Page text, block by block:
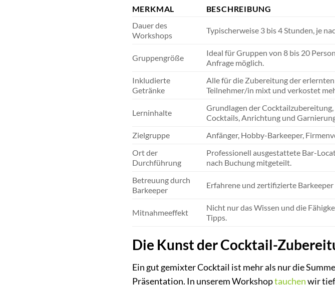
MERKMAL
BESCHREIBUNG
Dauer des
Workshops
Typischerweise 3 bis 4 Stunden, je
Gruppengröße
Ideal für Gruppen von 8 bis 20
Anfrage möglich.
Inkludierte
Getränke
Alle für die Zubereitung der
Teilnehmer/in mixt und verkostet
Lerninhalte
Grundlagen der Cocktailzubereitung,
Cocktails, Anrichtung und
Zielgruppe
Anfänger, Hobby-Barkeeper,
Ort der
Durchführung
Professionell ausgestattete Bar-
nach Buchung mitgeteilt.
Betreuung durch
Barkeeper
Erfahrene und zertifizierte
Mitnahmeeffekt
Nicht nur das Wissen und die
Tipps.
Die Kunst der Cocktail-
Ein gut gemixter Cocktail ist mehr als nur die
Präsentation. In unserem Workshoptauchenwir tief